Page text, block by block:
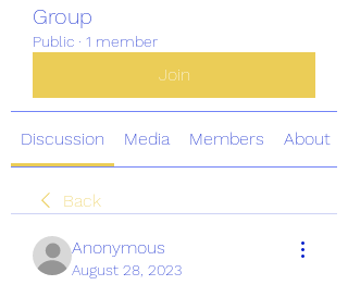
Group
Public · 1 member
Join
Discussion Media Members About
Back
Anonymous
August 28, 2023